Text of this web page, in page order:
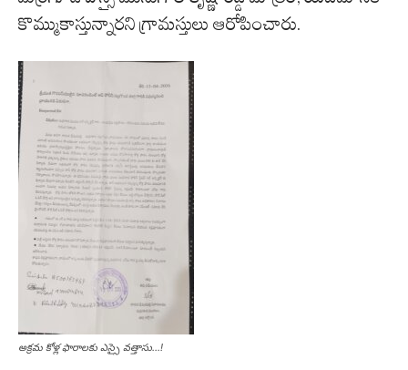
కొమ్ముకాస్తున్నారని గ్రామస్తులు ఆరోపించారు.
అక్రమ కోళ్ల ఫారాలకు ఎస్సై వత్తాసు…!